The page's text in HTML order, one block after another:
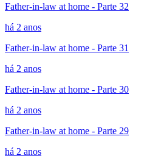
Father-in-law at home - Parte 32
há 2 anos
Father-in-law at home - Parte 31
há 2 anos
Father-in-law at home - Parte 30
há 2 anos
Father-in-law at home - Parte 29
há 2 anos